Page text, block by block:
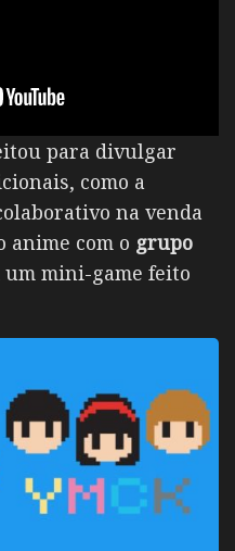
para divulgar
como a
na venda
anime com o grupo
um mini-game feito